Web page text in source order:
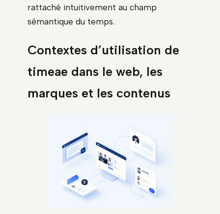
rattaché intuitivement au champ
sémantique du temps.
Contextes d’utilisation de
timeae dans le web, les
marques et les contenus